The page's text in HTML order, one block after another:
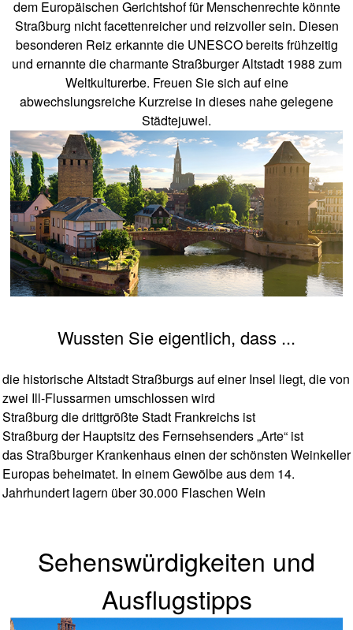
dem Europäischen Gerichtshof für Menschenrechte könnte
Straßburg nicht facettenreicher und reizvoller sein. Diesen
besonderen Reiz erkannte die UNESCO bereits frühzeitig
und ernannte die charmante Straßburger Altstadt 1988 zum
Weltkulturerbe. Freuen Sie sich auf eine
abwechslungsreiche Kurzreise in dieses nahe gelegene
Städtejuwel.
Wussten Sie eigentlich, dass ...
die historische Altstadt Straßburgs auf einer Insel liegt, die von
zwei Ill-Flussarmen umschlossen wird
Straßburg die drittgrößte Stadt Frankreichs ist
Straßburg der Hauptsitz des Fernsehsenders „Arte“ ist
das Straßburger Krankenhaus einen der schönsten Weinkeller
Europas beheimatet. In einem Gewölbe aus dem 14.
Jahrhundert lagern über 30.000 Flaschen Wein
Sehenswürdigkeiten und
Ausflugstipps